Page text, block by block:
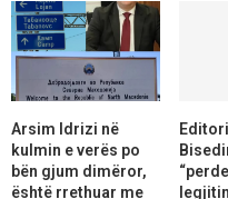
Arsim Idrizi në
kulmin e verës po
bën gjum dimëror,
është rrethuar me